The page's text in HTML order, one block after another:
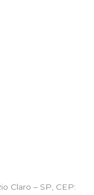
Claro – SP, CEP: